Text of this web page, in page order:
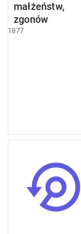
małżeństw,
zgonów
1877